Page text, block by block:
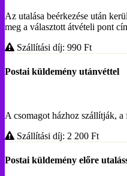
Az utalása beérkezése után
meg a választott átvételi pont
Szállítási díj: 990 Ft
Postai küldemény utánvéttel
A csomagot házhoz szállítják,
Szállítási díj: 2 200 Ft
Postai küldemény előre